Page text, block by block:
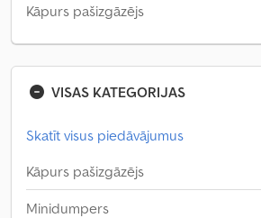
Kāpurs pašizgāzējs
VISAS KATEGORIJAS
Skatīt visus piedāvājumus
Kāpurs pašizgāzējs
Minidumpers